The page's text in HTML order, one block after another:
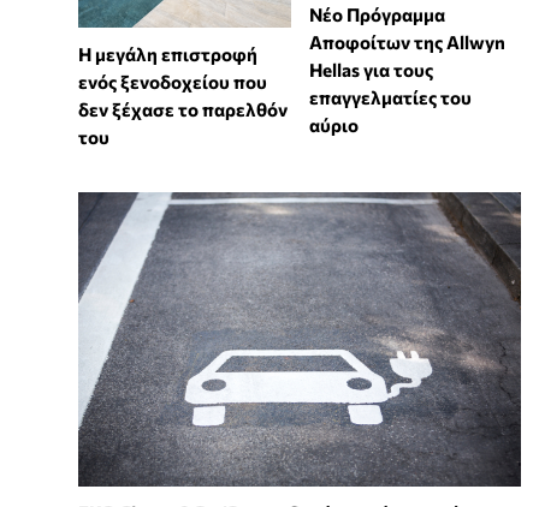
Η μεγάλη επιστροφή
ενός ξενοδοχείου που
δεν ξέχασε το παρελθόν
του
Νέο Πρόγραμμα
Αποφοίτων της Allwyn
Hellas για τους
επαγγελματίες του
αύριο